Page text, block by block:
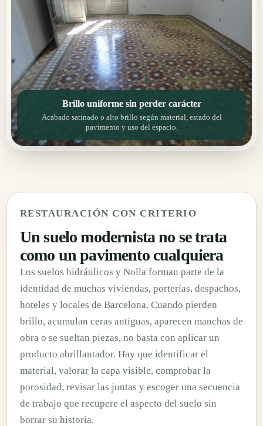
Brillo uniforme sin perder carácter
Acabado satinado o alto brillo según material, estado del
pavimento y uso del espacio.
RESTAURACIÓN CON CRITERIO
Un suelo modernista no se trata
como un pavimento cualquiera
Los suelos hidráulicos y Nolla forman parte de la
identidad de muchas viviendas, porterías, despachos,
hoteles y locales de Barcelona. Cuando pierden
brillo, acumulan ceras antiguas, aparecen manchas de
obra o se sueltan piezas, no basta con aplicar un
producto abrillantador. Hay que identificar el
material, valorar la capa visible, comprobar la
porosidad, revisar las juntas y escoger una secuencia
de trabajo que recupere el aspecto del suelo sin
borrar su historia.